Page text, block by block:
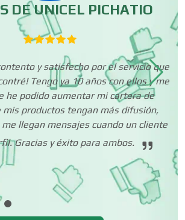
de Espectáculos
de Nutrición
Turísticos
DE UNICEL PICHATIO
y satisfecho por el servicio que
Tengo ya 10 años con ellos y me
he podido aumentar mi cartera de
mis productos tengan más difusión,
llegan mensajes cuando un cliente
Gracias y éxito para ambos.